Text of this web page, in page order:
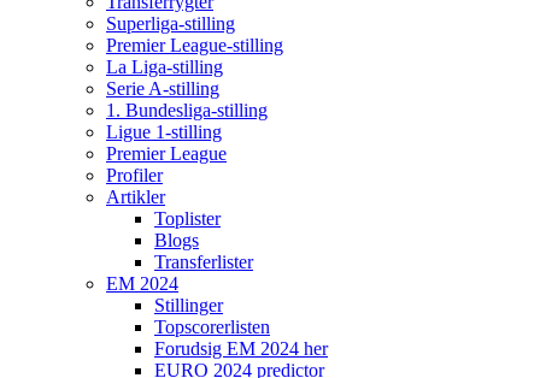
Superliga-stilling
Premier League-stilling
La Liga-stilling
Serie A-stilling
1. Bundesliga-stilling
Ligue 1-stilling
Premier League
Profiler
Artikler
Toplister
Blogs
Transferlister
EM 2024
Stillinger
Topscorerlisten
Forudsig EM 2024 her
EURO 2024 predictor